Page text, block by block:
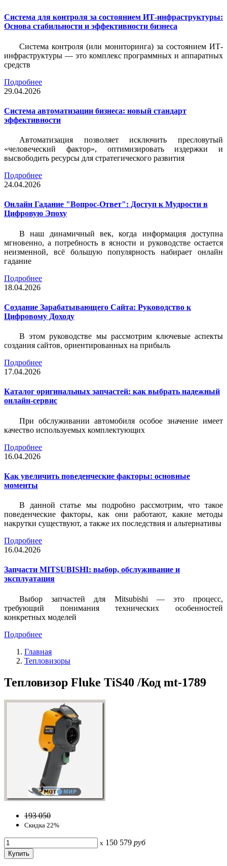
Система для контроля за состоянием ИТ-инфраструктуры:
Основа стабильности и эффективности бизнеса
Система контроля (или мониторинга) за состоянием ИТ-
инфраструктуры — это комплекс программных и аппаратных
средств
Подробнее
29.04.2026
Система автоматизации бизнеса: новый стандарт
эффективности
Автоматизация позволяет исключить пресловутый
«человеческий фактор», оптимизировать издержки и
высвободить ресурсы для стратегического развития
Подробнее
24.04.2026
Онлайн Гадание "Вопрос-Ответ": Доступ к Мудрости в
Цифровую Эпоху
В наш динамичный век, когда информация доступна
мгновенно, а потребность в ясности и руководстве остается
неизменной, всё большую популярность набирает онлайн
гадание
Подробнее
18.04.2026
Создание Зарабатывающего Сайта: Руководство к
Цифровому Доходу
В этом руководстве мы рассмотрим ключевые аспекты
создания сайтов, ориентированных на прибыль
Подробнее
17.04.2026
Каталог оригинальных запчастей: как выбрать надежный
онлайн-сервис
При обслуживании автомобиля особое значение имеет
качество используемых комплектующих
Подробнее
16.04.2026
Как увеличить поведенческие факторы: основные
моменты
В данной статье мы подробно рассмотрим, что такое
поведенческие факторы, как они работают, какие методы
накрутки существуют, а также их последствия и альтернативы
Подробнее
16.04.2026
Запчасти MITSUBISHI: выбор, обслуживание и
эксплуатация
Выбор запчастей для Mitsubishi — это процесс,
требующий понимания технических особенностей
конкретных моделей
Подробнее
Главная
Тепловизоры
Тепловизор Fluke TiS40 /Код mt-1789
193 050
Скидка 22%
x 150 579 руб